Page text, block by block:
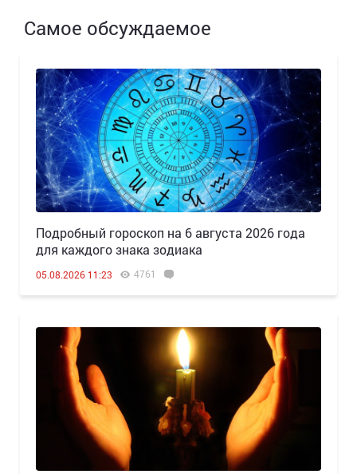
Самое обсуждаемое
Подробный гороскоп на 6 августа 2026 года
для каждого знака зодиака
05.08.2026 11:23 4761